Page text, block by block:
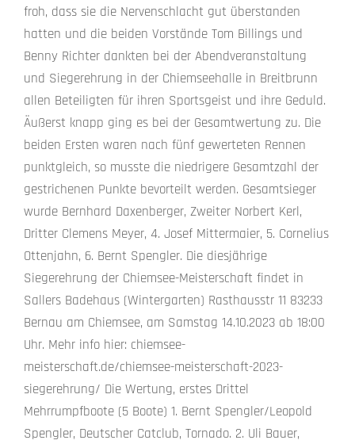
froh, dass sie die Nervenschlacht gut überstanden
hatten und die beiden Vorstände Tom Billings und
Benny Richter dankten bei der Abendveranstaltung
und Siegerehrung in der Chiemseehalle in Breitbrunn
allen Beteiligten für ihren Sportsgeist und ihre Geduld.
Äußerst knapp ging es bei der Gesamtwertung zu. Die
beiden Ersten waren nach fünf gewerteten Rennen
punktgleich, so musste die niedrigere Gesamtzahl der
gestrichenen Punkte bevorteilt werden. Gesamtsieger
wurde Bernhard Daxenberger, Zweiter Norbert Kerl,
Dritter Clemens Meyer, 4. Josef Mittermaier, 5. Cornelius
Ottenjahn, 6. Bernt Spengler. Die diesjährige
Siegerehrung der Chiemsee-Meisterschaft findet in
Sallers Badehaus (Wintergarten) Rasthausstr 11 83233
Bernau am Chiemsee, am Samstag 14.10.2023 ab 18:00
Uhr. Mehr info hier: chiemsee-
meisterschaft.de/chiemsee-meisterschaft-2023-
siegerehrung/ Die Wertung, erstes Drittel
Mehrrumpfboote (5 Boote) 1. Bernt Spengler/Leopold
Spengler, Deutscher Catclub, Tornado. 2. Uli Bauer,